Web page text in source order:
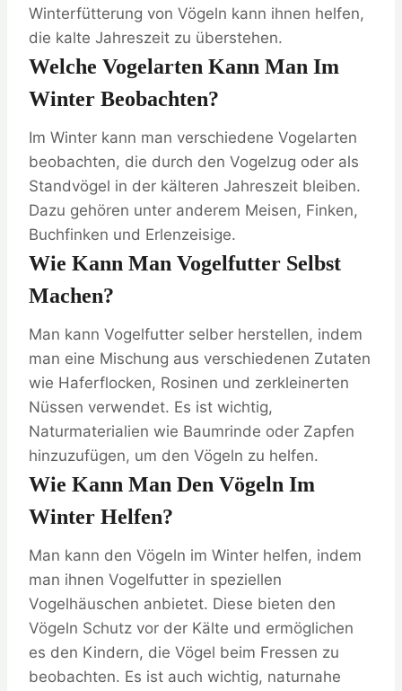
Winterfütterung von Vögeln kann ihnen helfen,
die kalte Jahreszeit zu überstehen.
Welche Vogelarten Kann Man Im
Winter Beobachten?
Im Winter kann man verschiedene Vogelarten
beobachten, die durch den Vogelzug oder als
Standvögel in der kälteren Jahreszeit bleiben.
Dazu gehören unter anderem Meisen, Finken,
Buchfinken und Erlenzeisige.
Wie Kann Man Vogelfutter Selbst
Machen?
Man kann Vogelfutter selber herstellen, indem
man eine Mischung aus verschiedenen Zutaten
wie Haferflocken, Rosinen und zerkleinerten
Nüssen verwendet. Es ist wichtig,
Naturmaterialien wie Baumrinde oder Zapfen
hinzuzufügen, um den Vögeln zu helfen.
Wie Kann Man Den Vögeln Im
Winter Helfen?
Man kann den Vögeln im Winter helfen, indem
man ihnen Vogelfutter in speziellen
Vogelhäuschen anbietet. Diese bieten den
Vögeln Schutz vor der Kälte und ermöglichen
es den Kindern, die Vögel beim Fressen zu
beobachten. Es ist auch wichtig, naturnahe